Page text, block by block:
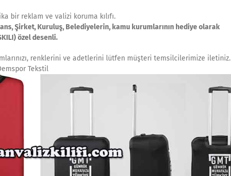
bir reklam ve valizi koruma kılıfı.
Şirket, Kuruluş, Belediyelerin, kamu kurumlarının hediye olarak
özel desenli.
renklerini ve adetlerini lütfen müşteri temsilcilerimize iletiniz.
Tekstil